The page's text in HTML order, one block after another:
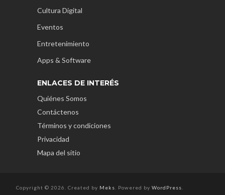
Cultura Digital
Eventos
Entretenimiento
Apps & Software
ENLACES DE INTERÉS
Quiénes Somos
Contáctenos
Términos y condiciones
Privacidad
Mapa del sitio
Copyright © 2026. Created by Meks . Powered by WordPress